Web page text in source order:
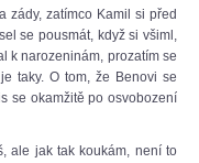
zády, zatímco Kamil si před
se pousmát, když si všiml,
k narozeninám, prozatím se
taky. O tom, že Benovi se
se okamžitě po osvobození
ale jak tak koukám, není to